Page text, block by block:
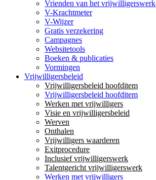
Vrienden van het vrijwilligerswerk
V-Krachtmeter
V-Wijzer
Gratis verzekering
Campagnes
Websitetools
Boeken & publicaties
Vormingen
Vrijwilligersbeleid
Vrijwilligersbeleid hoofditem
Vrijwilligersbeleid hoofditem
Werken met vrijwilligers
Visie en vrijwilligersbeleid
Werven
Onthalen
Vrijwilligers waarderen
Exitprocedure
Inclusief vrijwilligerswerk
Talentgericht vrijwilligerswerk
Werken met vrijwilligers